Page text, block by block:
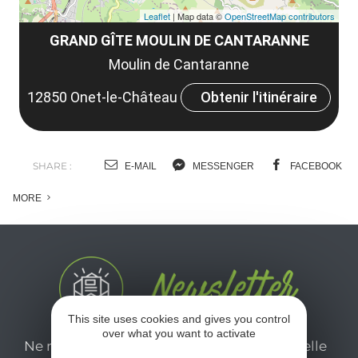
GRAND GÎTE MOULIN DE CANTARANNE
Moulin de Cantaranne
12850 Onet-le-Château
Obtenir l'itinéraire
Leaflet | Map data ©OpenStreetMap contributors
SHARE : E-MAIL MESSENGER FACEBOOK
MORE
Ne manquez pas notre newsletter mensuelle
This site uses cookies and gives you control
over what you want to activate